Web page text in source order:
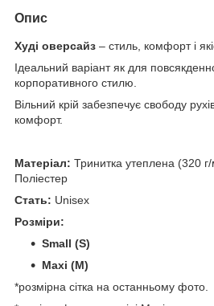
Опис
Худі оверсайз – стиль, комфорт і
Ідеальний варіант як для
корпоративного стилю.
Вільний крій забезпечує свободу
комфорт.
Матеріал: Тринитка утеплена (320
Поліестер
Стать: Unisex
Розміри:
Small (S)
Maxi (M)
*розмірна сітка на останньому фото.